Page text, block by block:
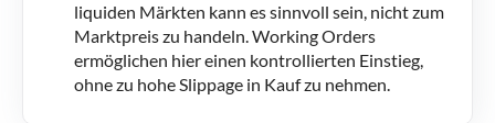
liquiden Märkten kann es sinnvoll sein, nicht zum
Marktpreis zu handeln. Working Orders
ermöglichen hier einen kontrollierten Einstieg,
ohne zu hohe Slippage in Kauf zu nehmen.